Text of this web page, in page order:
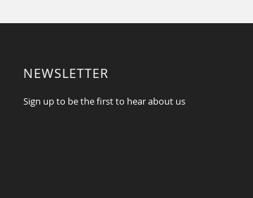
NEWSLETTER
Sign up to be the first to hear about us